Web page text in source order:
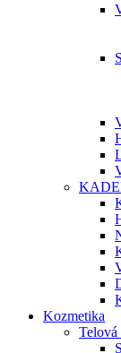
Kozmetika
Telová